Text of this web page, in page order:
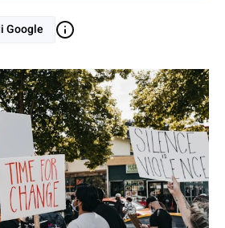
Google